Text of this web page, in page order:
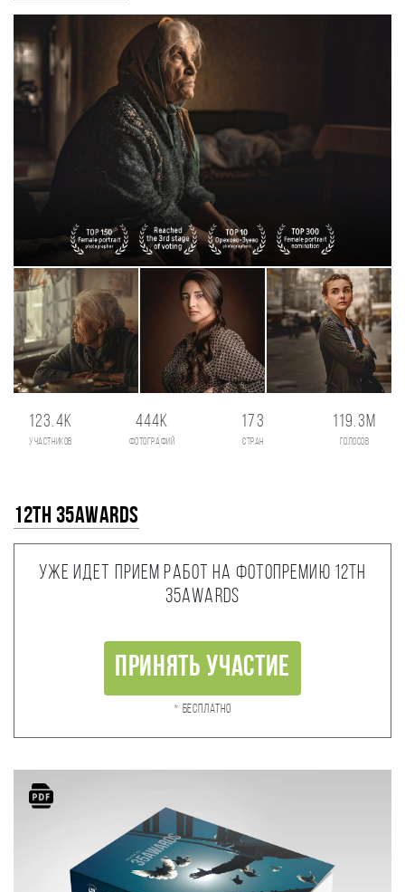
123.4K
участников
444K
фотографий
173
стран
119.3M
голосов
12th 35AWARDS
Уже идет прием работ на фотопремию 12th
35AWARDS
Принять участие
* Бесплатно